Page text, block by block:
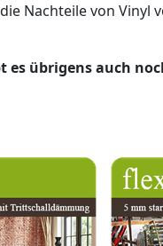
Nachteile von
es übrigens auch